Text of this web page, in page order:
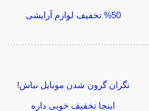
50% تخفیف لوازم آرایشی
نگران گرون شدن موبایل نباش!
اینجا تخفیف خوبی داره